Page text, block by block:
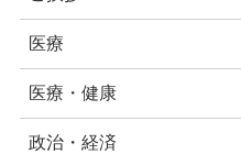
医療
医療・健康
政治・経済